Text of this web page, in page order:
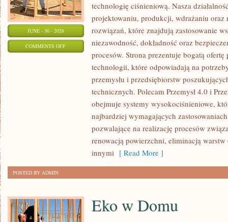
JUNE - 30 - 2026
COMMENTS OFFON
CIEKAWOSTKI
technologię ciśnieniową. Nasza
projektowaniu, produkcji, wdrażaniu oraz
rozwiązań, które znajdują zastosowanie
niezawodność, dokładność oraz
procesów. Strona prezentuje bogatą ofertę
technologii, które odpowiadają na
przemysłu i przedsiębiorstw
technicznych. Polecam Przemysł 4.0 i
obejmuje systemy wysokociśnieniowe,
najbardziej wymagających
pozwalające na realizację procesów
renowacją powierzchni, eliminacją
innymi [ Read More ]
POSTED BY ADMIN
Eko w Domu